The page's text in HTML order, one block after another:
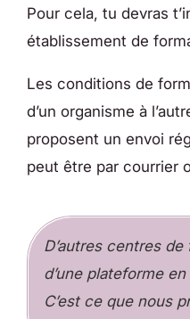
Pour cela, tu devras
établissement de
Les conditions de
d’un organisme à
proposent un envoi
peut être par courrier
D’autres centres
d’une plateforme
C’est ce que nous